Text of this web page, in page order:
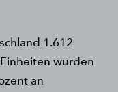
1.612
wurden
an